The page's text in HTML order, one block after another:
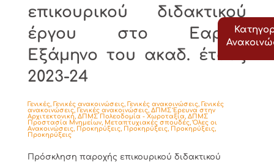
επικουρικού διδακτικού
έργου στο Εαρινό
Εξάμηνο του ακαδ. έτους
2023-24
Γενικές, Γενικές ανακοινώσεις, Γενικές ανακοινώσεις, Γενικές
ανακοινώσεις, Γενικές ανακοινώσεις, ΔΠΜΣ Έρευνα στην
Αρχιτεκτονική, ΔΠΜΣ Πολεοδομία - Χωροταξία, ΔΠΜΣ
Προστασία Μνημείων, Μεταπτυχιακές σπουδές,Όλες οι
Ανακοινώσεις, Προκηρύξεις, Προκηρύξεις, Προκηρύξεις,
Προκηρύξεις
Πρόσκληση παροχής επικουρικού διδακτικού